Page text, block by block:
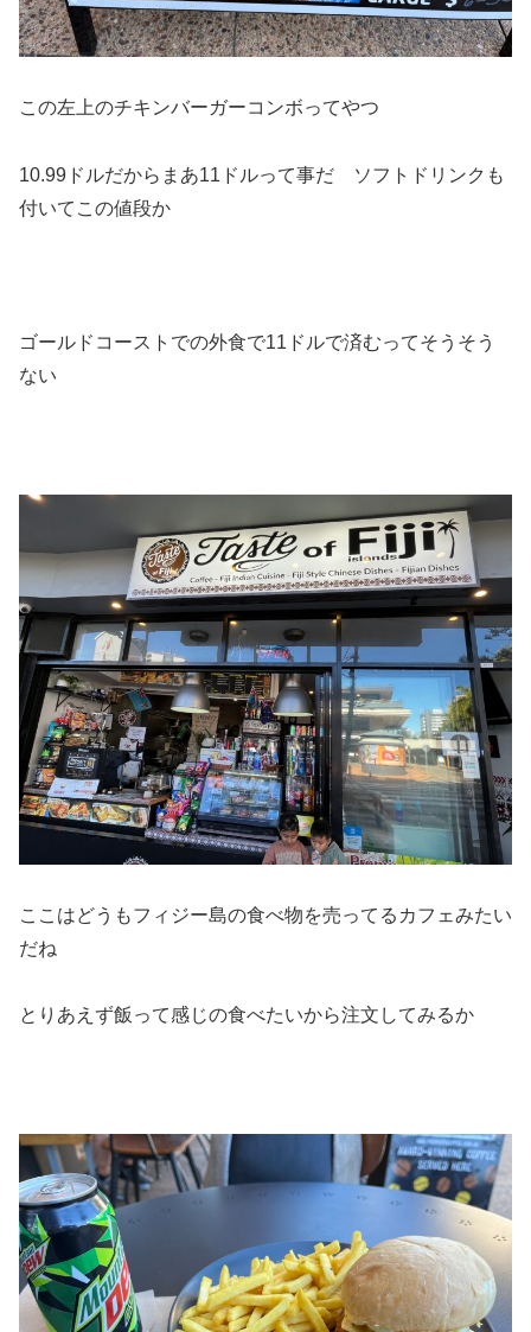
この左上のチキンバーガーコンボってやつ
10.99ドルだからまあ11ドルって事だ ソフトドリンクも
付いてこの値段か
ゴールドコーストでの外食で11ドルで済むってそうそう
ない
ここはどうもフィジー島の食べ物を売ってるカフェみたい
だね
とりあえず飯って感じの食べたいから注文してみるか